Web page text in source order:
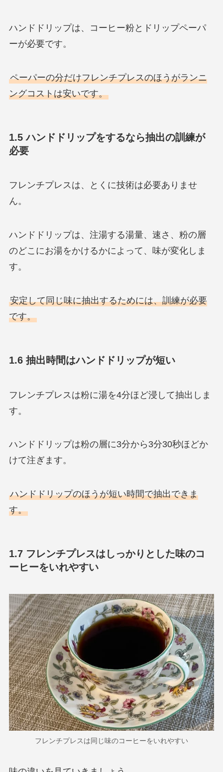
ハンドドリップは、コーヒー粉とドリップペーパ
ーが必要です。
ペーパーの分だけフレンチプレスのほうがランニ
ングコストは安いです。
1.5 ハンドドリップをするなら抽出の訓練が
必要
フレンチプレスは、とくに技術は必要ありませ
ん。
ハンドドリップは、注湯する湯量、速さ、粉の層
のどこにお湯をかけるかによって、味が変化しま
す。
安定して同じ味に抽出するためには、訓練が必要
です。
1.6 抽出時間はハンドドリップが短い
フレンチプレスは粉に湯を4分ほど浸して抽出しま
す。
ハンドドリップは粉の層に3分から3分30秒ほどか
けて注ぎます。
ハンドドリップのほうが短い時間で抽出できま
す。
1.7 フレンチプレスはしっかりとした味のコ
ーヒーをいれやすい
フレンチプレスは同じ味のコーヒーをいれやすい